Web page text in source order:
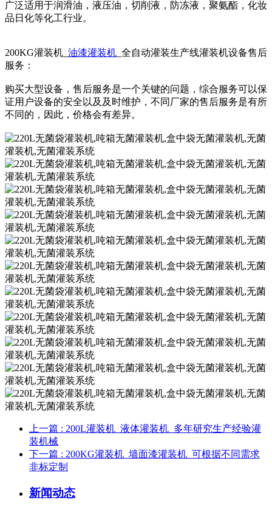
广泛适用于润滑油，液压油，切削液，防冻液，聚氨酯，化妆
品日化等化工行业。
200KG灌装机_ 油漆灌装机 _全自动灌装生产线灌装机设备售后
服务：
购买大型设备，售后服务是一个关键的问题，综合服务可以保
证用户设备的安全以及及时维护，不同厂家的售后服务是有所
不同的，因此，价格会有差异。
上一篇 : 200L灌装机_液体灌装机_多年研究生产经验灌
装机械
下一篇 : 200KG灌装机_墙面漆灌装机_可根据不同需求
非标定制
新闻动态